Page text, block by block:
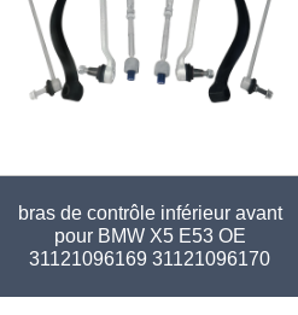
bras de contrôle inférieur avant
pour BMW X5 E53 OE
31121096169 31121096170